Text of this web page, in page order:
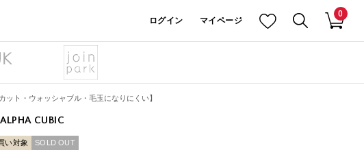
ログイン マイページ
0
ット・ウォッシャブル・毛玉になりにくい】
CUBIC
い対象 SOLD OUT